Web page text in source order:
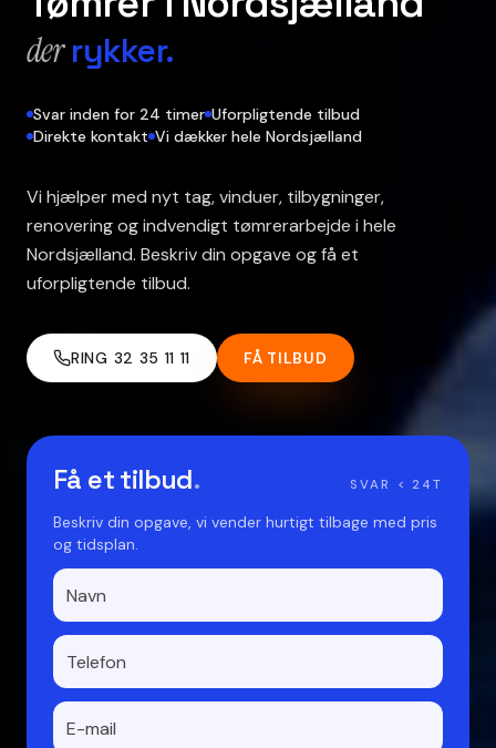
derrykker.
Svar inden for 24 timer Uforpligtende tilbud
Direkte kontakt Vi dækker hele Nordsjælland
Vi hjælper med nyt tag, vinduer, tilbygninger,
renovering og indvendigt tømrerarbejde i hele
Nordsjælland. Beskriv din opgave og få et
uforpligtende tilbud.
RING 32 35 11 11 FÅ TILBUD
Få et tilbud. SVAR < 24T
Beskriv din opgave, vi vender hurtigt tilbage med pris
og tidsplan.